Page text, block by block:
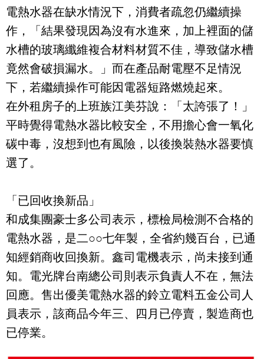
電熱水器在缺水情況下，消費者疏忽仍繼續操
作，「結果發現因為沒有水進來，加上裡面的儲
水槽的玻璃纖維複合材料材質不佳，導致儲水槽
竟然會破損漏水。」而在產品耐電壓不足情況
下，若繼續操作可能因電器短路燃燒起來。
在外租房子的上班族江美芬說：「太誇張了！」
平時覺得電熱水器比較安全，不用擔心會一氧化
碳中毒，沒想到也有風險，以後換裝熱水器要慎
選了。
「已回收換新品」
和成集團豪士多公司表示，標檢局檢測不合格的
電熱水器，是二○○七年製，全省約幾百台，已通
知經銷商收回換新。鑫司電機表示，尚未接到通
知。電光牌台南總公司則表示負責人不在，無法
回應。售出優美電熱水器的鈴立電料五金公司人
員表示，該商品今年三、四月已停賣，製造商也
已停業。